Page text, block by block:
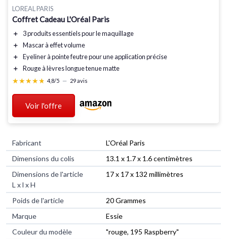
LOREAL PARIS
Coffret Cadeau L'Oréal Paris
＋ 3 produits essentielspour le maquillage
＋
Mascarà effet volume
＋
Eyelinerà pointe feutre pour une application précise
＋
Rouge à lèvreslongue tenue matte
★★★★★
★★★★★ 4,8/5 — 29 avis
Voir l'offre
Fabricant
‎L'Oréal Paris
Dimensions du colis
‎13.1 x 1.7 x 1.6 centimètres
Dimensions de l'article
L x l x H
‎17 x 17 x 132 millimètres
Poids de l'article
‎20 Grammes
Marque
‎Essie
Couleur du modèle
‎"rouge, 195 Raspberry"